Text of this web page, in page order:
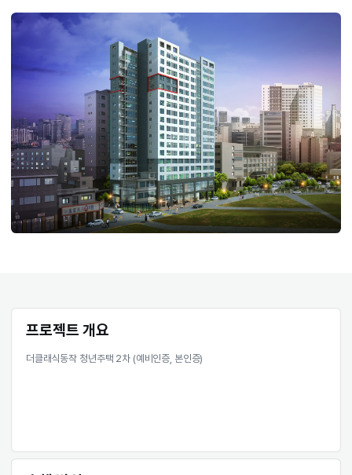
프로젝트 목록으로
프로젝트 개요